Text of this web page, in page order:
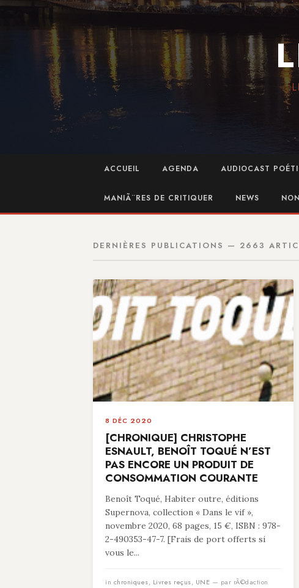
ACCUEIL AGENDA AUDIOCAST
MANIÃ¨RES DE CRITIQUER NEWS
DERNIÈRES PUBLICATIONS — 2663
8 DÉC 2020
[CHRONIQUE] CHRISTOPHE
ESNAULT, BENOÎT TOQUÉ N’EST
PAS ENCORE UN PRODUIT DE
CONSOMMATION COURANTE
Benoît Toqué, Habiter outre, éditions
Supernova, collection « Dans le vif »,
novembre 2020, 68 pages, 15 €, ISBN : 978-
2-490353-47-7. [Frais de port offerts si
vous le...
in chroniques, Livres reçus, UNE — par rÃ©daction